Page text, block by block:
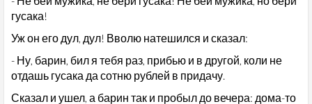
гусака!
Уж он его дул, дул! Вволю натешился и сказал:
- Ну, барин, бил я тебя раз, прибью и в другой, коли не
отдашь гусака да сотню рублей в придачу.
Сказал и ушел, а барин так и пробыл до вечера: дома-то